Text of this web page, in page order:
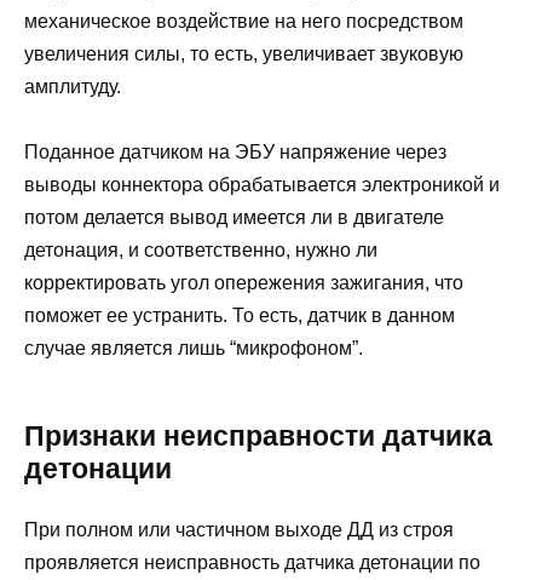
механическое воздействие на него посредством
увеличения силы, то есть, увеличивает звуковую
амплитуду.
Поданное датчиком на ЭБУ напряжение через
выводы коннектора обрабатывается электроникой и
потом делается вывод имеется ли в двигателе
детонация, и соответственно, нужно ли
корректировать угол опережения зажигания, что
поможет ее устранить. То есть, датчик в данном
случае является лишь “микрофоном”.
Признаки неисправности датчика
детонации
При полном или частичном выходе ДД из строя
проявляется неисправность датчика детонации по